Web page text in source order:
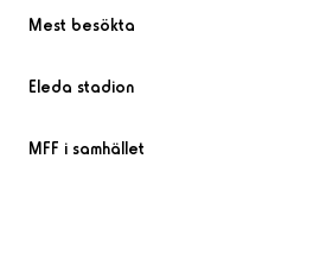
Mest besökta
Eleda stadion
MFF i samhället